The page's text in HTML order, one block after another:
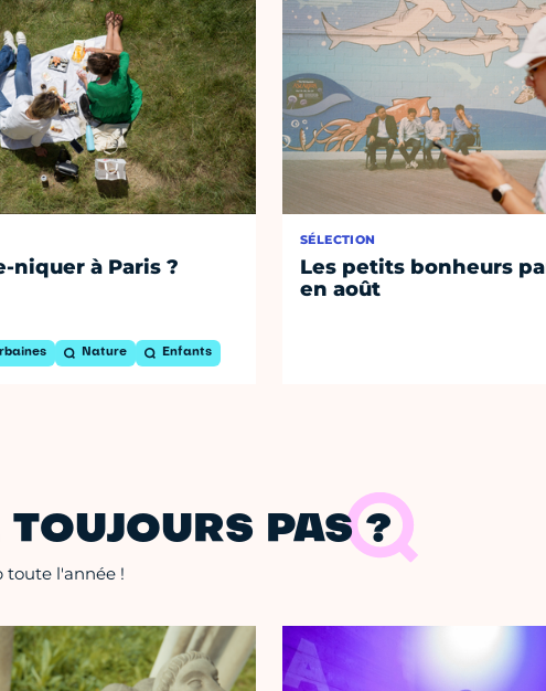
niquer à Paris ?
Nature Enfants
SÉLECTION
Les petits bonheurs
en août
PAS ?
toute l'année !